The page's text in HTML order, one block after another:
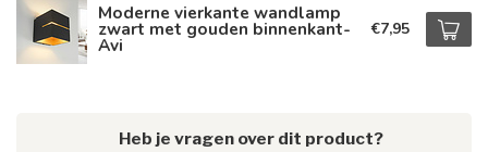
Moderne vierkante wandlamp
zwart met gouden binnenkant-
Avi
€7,95
Heb je vragen over dit product?